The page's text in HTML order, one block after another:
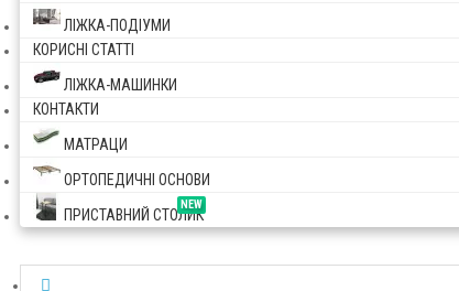
ЛІЖКА-ПОДІУМИ
КОРИСНІ СТАТТІ
ЛІЖКА-МАШИНКИ
КОНТАКТИ
МАТРАЦИ
ОРТОПЕДИЧНІ ОСНОВИ
NEW
ПРИСТАВНИЙ СТОЛИК